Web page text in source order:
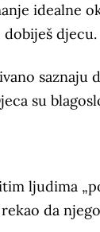
idealne
djecu.
saznaju
su
ljudima
da